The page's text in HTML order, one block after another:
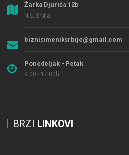
Žarka Djurića 12b
Niš, Srbija
biznisimeniksrbije@gmail.com
Ponedeljak - Petak
9:00 - 17:00h
BRZI LINKOVI